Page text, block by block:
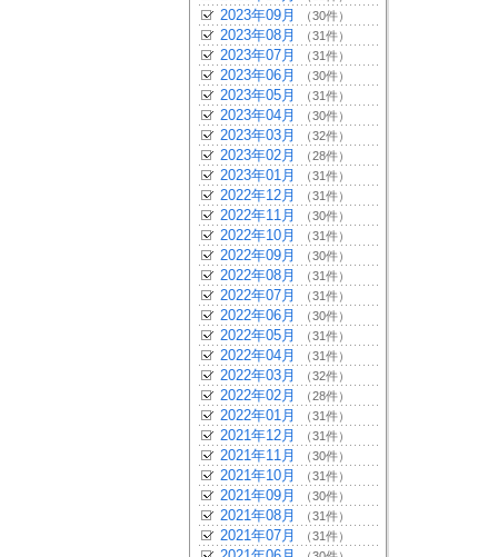
2023年09月 （30件）
2023年08月 （31件）
2023年07月 （31件）
2023年06月 （30件）
2023年05月 （31件）
2023年04月 （30件）
2023年03月 （32件）
2023年02月 （28件）
2023年01月 （31件）
2022年12月 （31件）
2022年11月 （30件）
2022年10月 （31件）
2022年09月 （30件）
2022年08月 （31件）
2022年07月 （31件）
2022年06月 （30件）
2022年05月 （31件）
2022年04月 （31件）
2022年03月 （32件）
2022年02月 （28件）
2022年01月 （31件）
2021年12月 （31件）
2021年11月 （30件）
2021年10月 （31件）
2021年09月 （30件）
2021年08月 （31件）
2021年07月 （31件）